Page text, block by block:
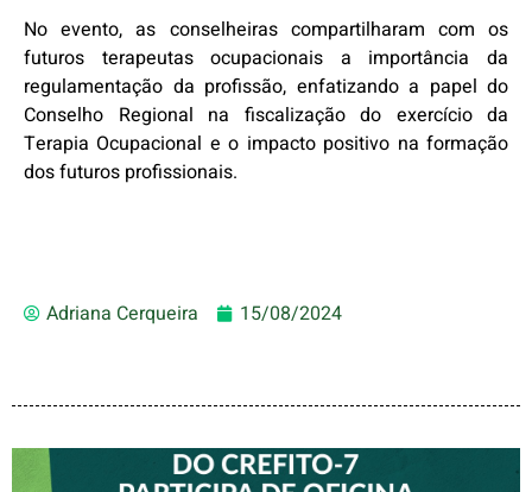
No evento, as conselheiras compartilharam com os
futuros terapeutas ocupacionais a importância da
regulamentação da profissão, enfatizando a papel do
Conselho Regional na fiscalização do exercício da
Terapia Ocupacional e o impacto positivo na formação
dos futuros profissionais.
Adriana Cerqueira 15/08/2024